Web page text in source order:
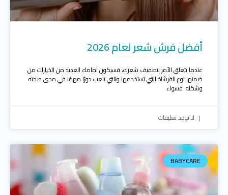
أفضل فرش شعر لعام 2026
عندما يتعلق الأمر بتصفيف شعرك، فسيكون امامك العديد من الخيارات من
ضمنها نوع الفرشاة التي تستخدمها والتي تلعب دورًا مهمًا في مدى صحته
وشكله. فسواء
لا توجد تعليقات
BABYCARE